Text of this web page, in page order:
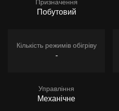
Призначення
Побутовий
Кількість режимів обігріву
-
Управління
Механічне